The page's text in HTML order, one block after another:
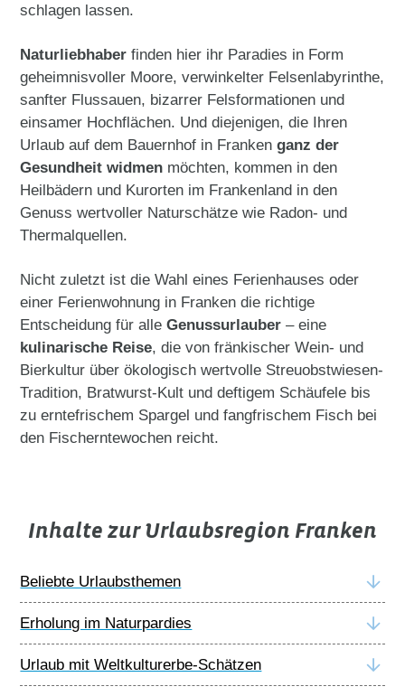
schlagen lassen.
Naturliebhaberfinden hier ihr Paradies in Form
geheimnisvoller Moore, verwinkelter Felsenlabyrinthe,
sanfter Flussauen, bizarrer Felsformationen und
einsamer Hochflächen. Und diejenigen, die Ihren
Urlaub auf dem Bauernhof in Frankenganz der
Gesundheit widmen möchten, kommen in den
Heilbädern und Kurorten im Frankenland in den
Genuss wertvoller Naturschätze wie Radon- und
Thermalquellen.
Nicht zuletzt ist die Wahl eines Ferienhauses oder
einer Ferienwohnung in Franken die richtige
Entscheidung für alleGenussurlauber – eine
kulinarische Reise, die von fränkischer Wein- und
Bierkultur über ökologisch wertvolle Streuobstwiesen-
Tradition, Bratwurst-Kult und deftigem Schäufele bis
zu erntefrischem Spargel und fangfrischem Fisch bei
den Fischerntewochen reicht.
Inhalte zur Urlaubsregion Franken
Beliebte Urlaubsthemen
Erholung im Naturpardies
Urlaub mit Weltkulturerbe-Schätzen